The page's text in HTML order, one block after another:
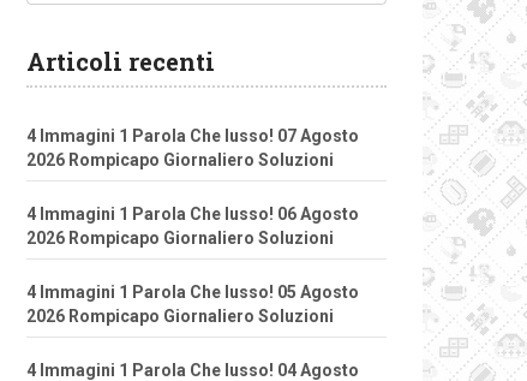
Articoli recenti
4 Immagini 1 Parola Che lusso! 07 Agosto
2026 Rompicapo Giornaliero Soluzioni
4 Immagini 1 Parola Che lusso! 06 Agosto
2026 Rompicapo Giornaliero Soluzioni
4 Immagini 1 Parola Che lusso! 05 Agosto
2026 Rompicapo Giornaliero Soluzioni
4 Immagini 1 Parola Che lusso! 04 Agosto